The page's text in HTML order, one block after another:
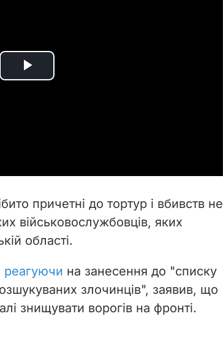
P
i
d
e
o
причетні до тортур і вбивств не
військовослужбовців, яких
області.
реагуючи на занесення до "списку
злочинців", заявив, що
знищувати ворогів на фронті.